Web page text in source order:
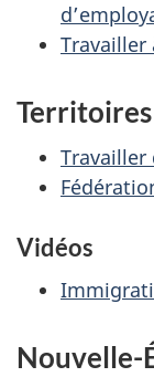
Travailler
Travailler
Vidéos
Nouvelle-